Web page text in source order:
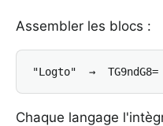
Assembler les blocs :
"Logto"  →  TG9ndG8=
Chaque langage